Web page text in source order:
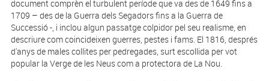
document comprèn el turbulent període que va des de 1649 fins a
1709 – des de la Guerra dels Segadors fins a la Guerra de
Successió -, i inclou algun passatge colpidor pel seu realisme, en
descriure com coincideixen guerres, pestes i fams. El 1816, després
d'anys de males collites per pedregades, surt escollida per vot
popular la Verge de les Neus com a protectora de La Nou.